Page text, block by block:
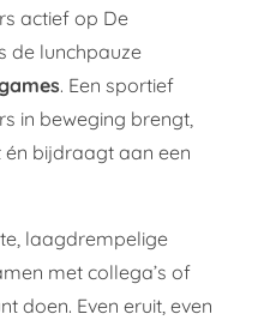
actief op De
de lunchpauze
. Een sportief
in beweging brengt,
bijdraagt aan een
laagdrempelige
met collega’s of
doen. Even eruit, even